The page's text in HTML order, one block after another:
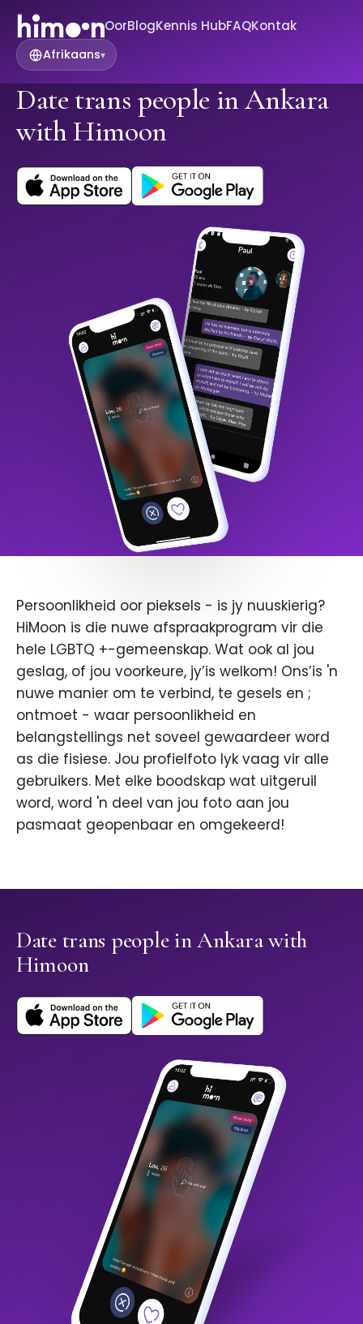
OorBlogKennis HubFAQKontak
Afrikaans▾
Date trans people in Ankara
with Himoon
Persoonlikheid oor pieksels - is jy nuuskierig?
HiMoon is die nuwe afspraakprogram vir die
hele LGBTQ +-gemeenskap. Wat ook al jou
geslag, of jou voorkeure, jy’is welkom! Ons’is 'n
nuwe manier om te verbind, te gesels en ;
ontmoet - waar persoonlikheid en
belangstellings net soveel gewaardeer word
as die fisiese. Jou profielfoto lyk vaag vir alle
gebruikers. Met elke boodskap wat uitgeruil
word, word 'n deel van jou foto aan jou
pasmaat geopenbaar en omgekeerd!
Date trans people in Ankara with
Himoon